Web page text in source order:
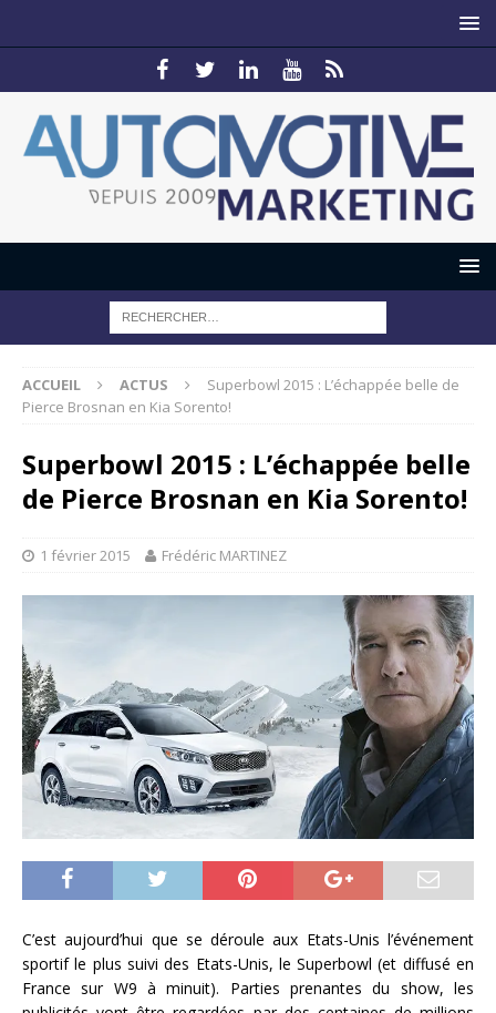
ACCUEIL ACTUS
Superbowl 2015 : L’échappée belle de
Pierce Brosnan en Kia Sorento!
Superbowl 2015 : L’échappée belle
de Pierce Brosnan en Kia Sorento!
1 février 2015 Frédéric MARTINEZ
C’est aujourd’hui que se déroule aux Etats-Unis l’événement
sportif le plus suivi des Etats-Unis, le Superbowl (et diffusé en
France sur W9 à minuit). Parties prenantes du show, les